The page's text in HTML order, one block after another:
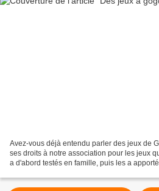
Avez-vous déjà entendu parler des jeux de
ses droits à notre association pour les jeux
a d'abord testés en famille, puis les a